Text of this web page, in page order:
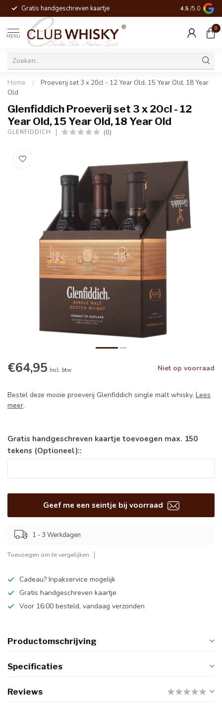
Gratis handgeschreven kaartje Voor 16:00
4.5 /5.0
MENU
0
Home /
Proeverij set 3 x 20cl - 12 Year Old, 15 Year Old, 18 Year
Old
Glenfiddich Proeverij set 3 x 20cl - 12
Year Old, 15 Year Old, 18 Year Old
GLENFIDDICH (0)
€64,95 Incl. btw Niet op voorraad
Bestel deze mooie proeverij Glenfiddich single malt whisky. Lees
meer.
Gratis handgeschreven kaartje toevoegen max. 150
tekens (Optioneel)::
Geef me een seintje bij voorraad
1 - 3 Werkdagen
Toevoegen om te vergelijken
Cadeau? Inpakservice mogelijk
Gratis handgeschreven kaartje
Voor 16:00 besteld, vandaag verzonden
Productomschrijving
Specificaties
Reviews